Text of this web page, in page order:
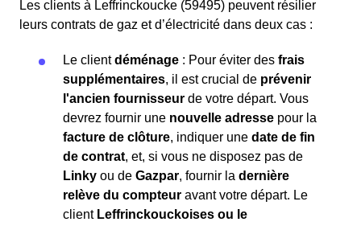
Les clients à Leffrinckoucke (59495) peuvent résilier
leurs contrats de gaz et d’électricité dans deux cas :
Le clientdéménage : Pour éviter des frais
supplémentaires, il est crucial de prévenir
l'ancien fournisseur de votre départ. Vous
devrez fournir une nouvelle adresse pour la
facture de clôture, indiquer une date de fin
de contrat, et, si vous ne disposez pas de
Linky ou de Gazpar, fournir la dernière
relève du compteur avant votre départ. Le
client Leffrinckouckoises ou le